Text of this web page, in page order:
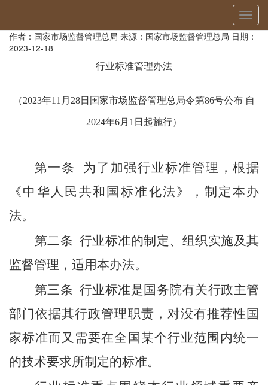
切
换
导
作者：国家市场监督管理总局 来源：国家市场监督管理总局 日期：
2023-12-18
行业标准管理办法
（2023年11月28日国家市场监督管理总局令第86号公布 自
2024年6月1日起施行）
第一条
为了加强行业标准管理，根据
《中华人民共和国标准化法》，制定本办
法。
第二条 行业标准的制定、组织实施及其
监督管理，适用本办法。
第三条 行业标准是国务院有关行政主管
部门依据其行政管理职责，对没有推荐性国
家标准而又需要在全国某个行业范围内统一
的技术要求所制定的标准。